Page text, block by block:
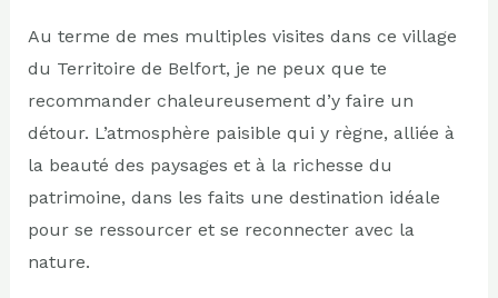
Au terme de mes multiples visites dans ce village
du Territoire de Belfort, je ne peux que te
recommander chaleureusement d’y faire un
détour. L’atmosphère paisible qui y règne, alliée à
la beauté des paysages et à la richesse du
patrimoine, dans les faits une destination idéale
pour se ressourcer et se reconnecter avec la
nature.